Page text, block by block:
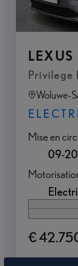
LEXUS
Privilege
Woluwe-
Mise en
09-
€